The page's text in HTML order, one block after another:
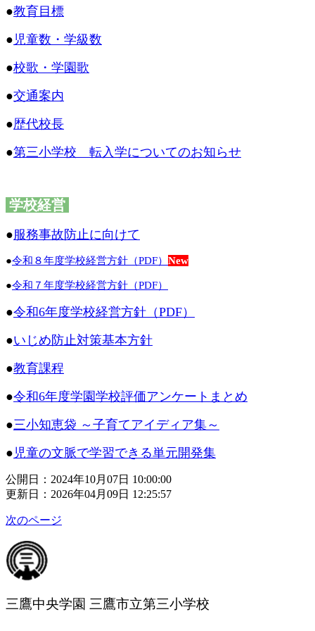
●教育目標
● 児童数・学級数
●校歌・学園歌
●交通案内
●歴代校長
●第三小学校 転入学についてのお知らせ
学校経営
●服務事故防止に向けて
●令和８年度学校経営方針（PDF） New
●令和７年度学校経営方針（PDF）
●令和6年度学校経営方針（PDF）
●いじめ防止対策基本方針
●教育課程
●令和6年度学園学校評価アンケートまとめ
●三小知恵袋 ～子育てアイディア集～
● 児童の文脈で学習できる単元開発集
公開日：2024年10月07日 10:00:00
更新日：2026年04月09日 12:25:57
次のページ
三鷹中央学園 三鷹市立第三小学校